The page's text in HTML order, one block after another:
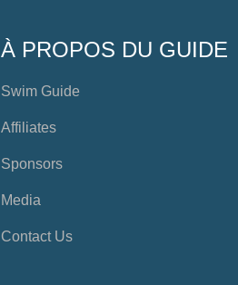
À PROPOS DU GUIDE
Swim Guide
Affiliates
Sponsors
Media
Contact Us